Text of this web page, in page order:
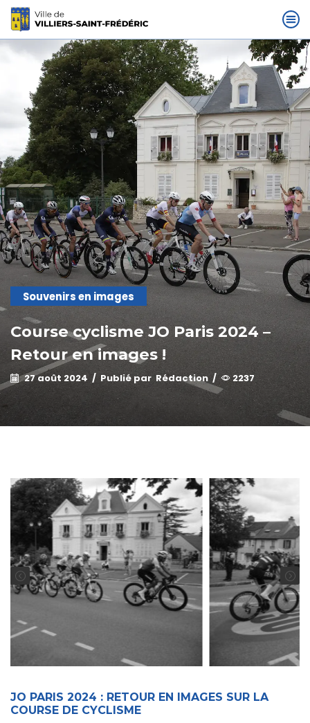
Souvenirs en images
Course cyclisme JO Paris 2024 –
Retour en images !
27 août 2024 / Publié par Rédaction / 2237
JO PARIS 2024 : RETOUR EN IMAGES SUR LA
COURSE DE CYCLISME